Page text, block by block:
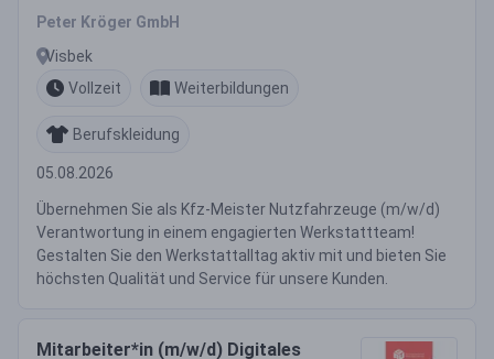
Peter Kröger GmbH
Visbek
Vollzeit
Weiterbildungen
Berufskleidung
05.08.2026
Übernehmen Sie als Kfz-Meister Nutzfahrzeuge (m/w/d)
Verantwortung in einem engagierten Werkstattteam!
Gestalten Sie den Werkstattalltag aktiv mit und bieten Sie
höchsten Qualität und Service für unsere Kunden.
Mitarbeiter*in (m/w/d) Digitales